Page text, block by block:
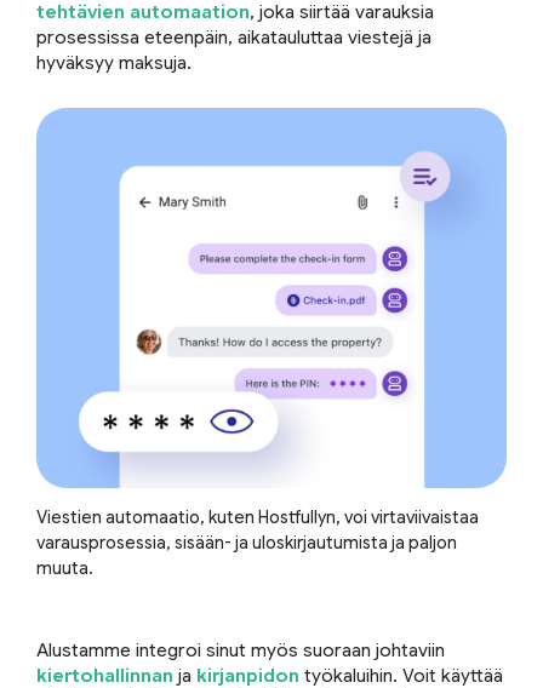
tehtävien automaation, joka siirtää varauksia
prosessissa eteenpäin, aikatauluttaa viestejä ja
hyväksyy maksuja.
Viestien automaatio, kuten Hostfullyn, voi virtaviivaistaa
varausprosessia, sisään- ja uloskirjautumista ja paljon
muuta.
Alustamme integroi sinut myös suoraan johtaviin
kiertohallinnan ja kirjanpidon työkaluihin. Voit käyttää